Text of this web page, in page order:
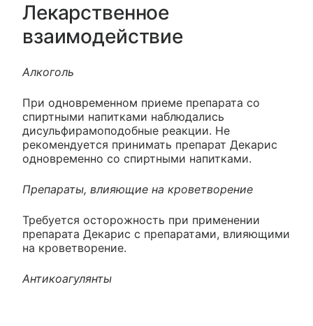
Лекарственное
взаимодействие
Алкоголь
При одновременном приеме препарата со
спиртными напитками наблюдались
дисульфирамоподобные реакции. Не
рекомендуется принимать препарат Декарис
одновременно со спиртными напитками.
Препараты, влияющие на кроветворение
Требуется осторожность при применении
препарата Декарис с препаратами, влияющими
на кроветворение.
Антикоагулянты